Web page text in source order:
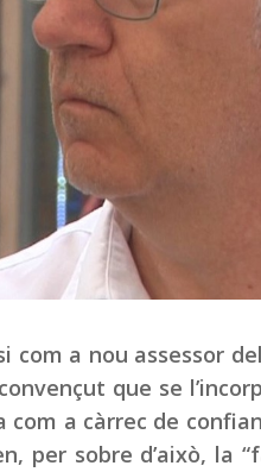
com a nou assessor
que se
a càrrec de
per sobre d’això, la